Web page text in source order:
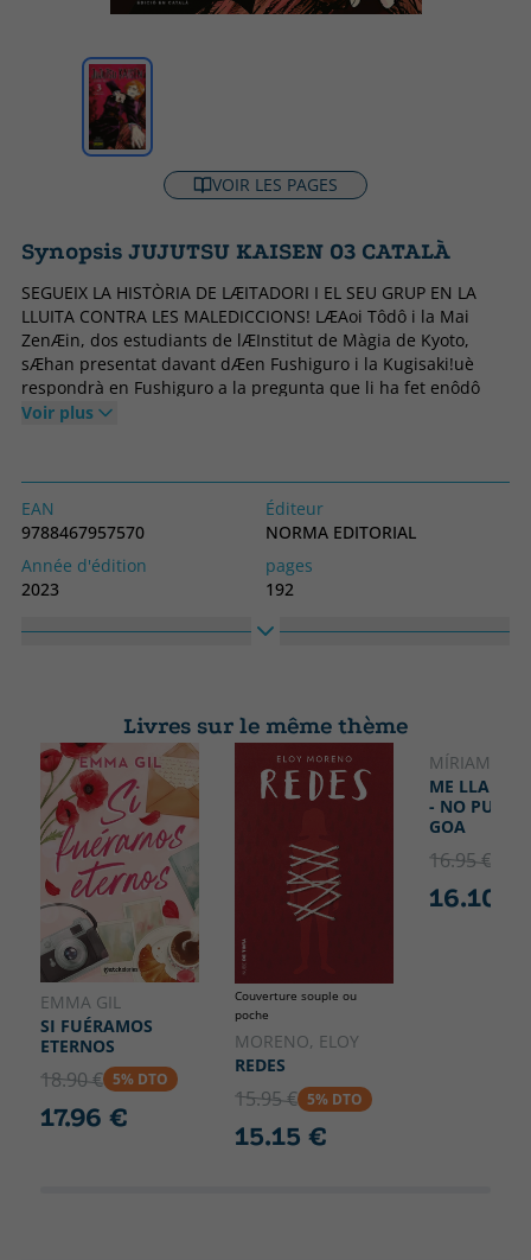
VOIR LES PAGES
Synopsis JUJUTSU KAISEN 03 CATALÀ
SEGUEIX LA HISTÒRIA DE LÆITADORI I EL SEU GRUP EN LA
LLUITA CONTRA LES MALEDICCIONS! LÆAoi Tôdô i la Mai
ZenÆin, dos estudiants de lÆInstitut de Màgia de Kyoto,
sÆhan presentat davant dÆen Fushiguro i la Kugisaki!uè
respondrà en Fushiguro a la pregunta que li ha fet enôdô
sobre com li agraden les dones Per la seva banda, lÆItadori
una maledicció!
Voir plus
EAN
9788467957570
Éditeur
NORMA EDITORIAL
Année d'édition
2023
pages
192
langage
110
Livres sur le même thème
EMMA GIL
SI FUÉRAMOS
ETERNOS
18.90 € 5% DTO
17.96 €
Couverture souple ou
poche
MORENO, ELOY
REDES
15.95 € 5% DTO
15.15 €
MÍRIAM
ME LLAMO
- NO
GOA
16.95 €
16.10 €